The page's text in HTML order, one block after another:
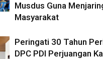
Musdus Guna
Masyarakat
Peringati 30 Tahun
DPC PDI Perjuangan